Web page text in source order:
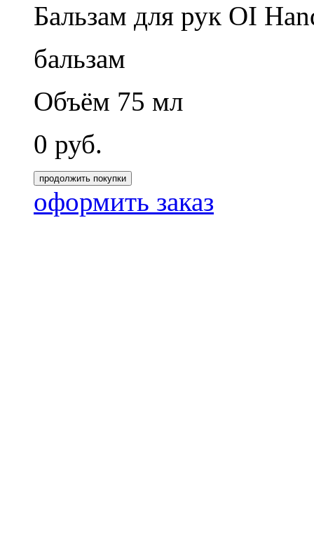
Бальзам для рук OI
бальзам
Объём 75 мл
0 руб.
продолжить покупки
оформить заказ